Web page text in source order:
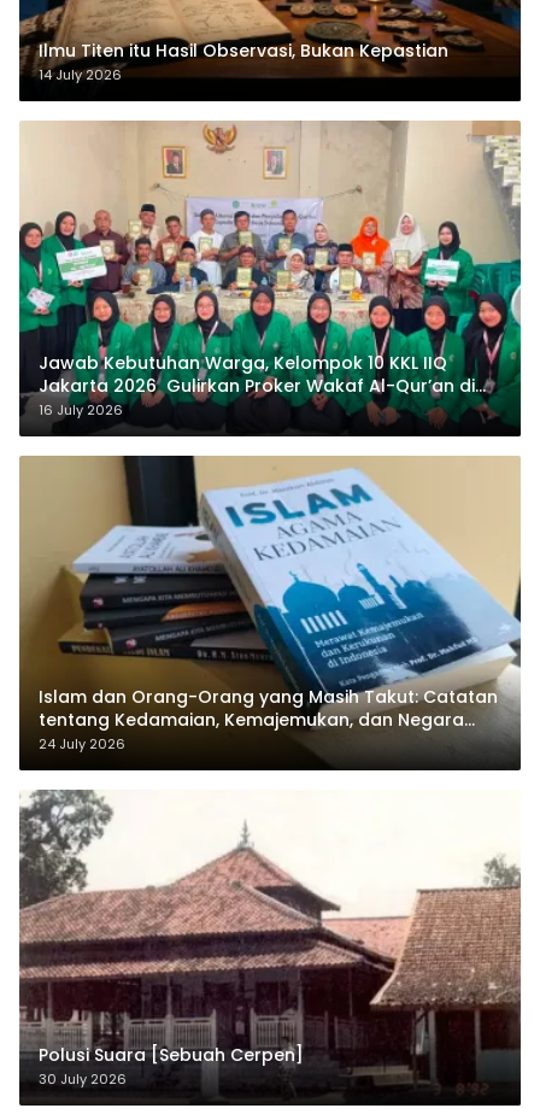
Ilmu Titen itu Hasil Observasi, Bukan Kepastian
14 July 2026
Jawab Kebutuhan Warga, Kelompok 10 KKL IIQ
Jakarta 2026 Gulirkan Proker Wakaf Al-Qur’an di
Sukamanah
16 July 2026
Islam dan Orang-Orang yang Masih Takut: Catatan
tentang Kedamaian, Kemajemukan, dan Negara
dalam Pemikiran Masykuri Abdillah
24 July 2026
Polusi Suara [Sebuah Cerpen]
30 July 2026